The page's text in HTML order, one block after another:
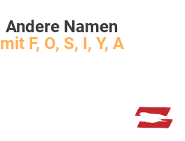
Andere Namen
mit F, O, S, I, Y, A